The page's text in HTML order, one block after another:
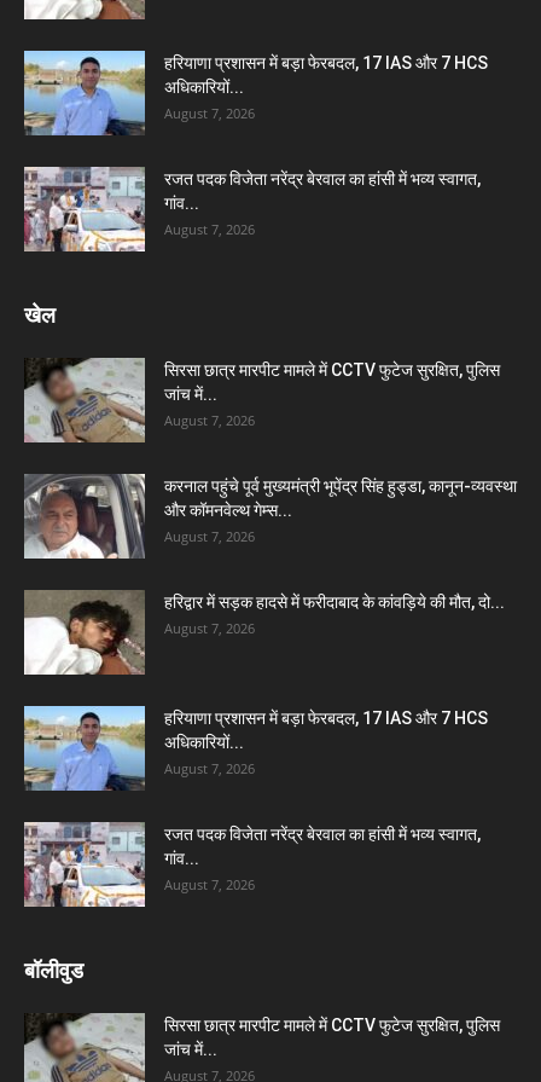
हरियाणा प्रशासन में बड़ा फेरबदल, 17 IAS और 7 HCS
अधिकारियों...
August 7, 2026
रजत पदक विजेता नरेंद्र बेरवाल का हांसी में भव्य स्वागत,
गांव...
August 7, 2026
खेल
सिरसा छात्र मारपीट मामले में CCTV फुटेज सुरक्षित, पुलिस
जांच में...
August 7, 2026
करनाल पहुंचे पूर्व मुख्यमंत्री भूपेंद्र सिंह हुड्डा, कानून-व्यवस्था
और कॉमनवेल्थ गेम्स...
August 7, 2026
हरिद्वार में सड़क हादसे में फरीदाबाद के कांवड़िये की मौत, दो...
August 7, 2026
हरियाणा प्रशासन में बड़ा फेरबदल, 17 IAS और 7 HCS
अधिकारियों...
August 7, 2026
रजत पदक विजेता नरेंद्र बेरवाल का हांसी में भव्य स्वागत,
गांव...
August 7, 2026
बॉलीवुड
सिरसा छात्र मारपीट मामले में CCTV फुटेज सुरक्षित, पुलिस
जांच में...
August 7, 2026